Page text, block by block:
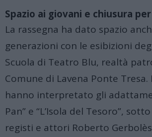
Spazio ai giovani e chiusura
La rassegna ha dato spazio
generazioni con le esibizioni
Scuola di Teatro Blu, realtà
Comune di Lavena Ponte Tresa.
hanno interpretato gli
Pan” e “L’Isola del Tesoro”,
registi e attori Roberto